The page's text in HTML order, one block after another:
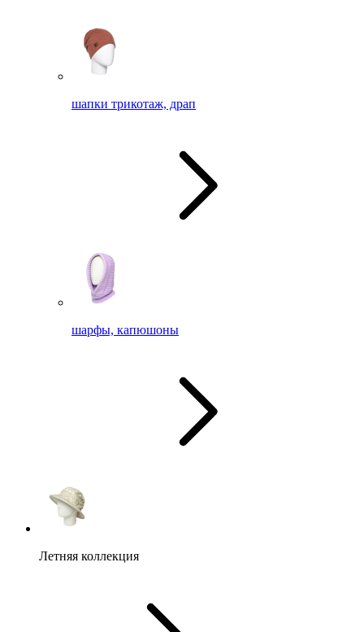
шапки трикотаж, драп
шарфы, капюшоны
Летняя коллекция